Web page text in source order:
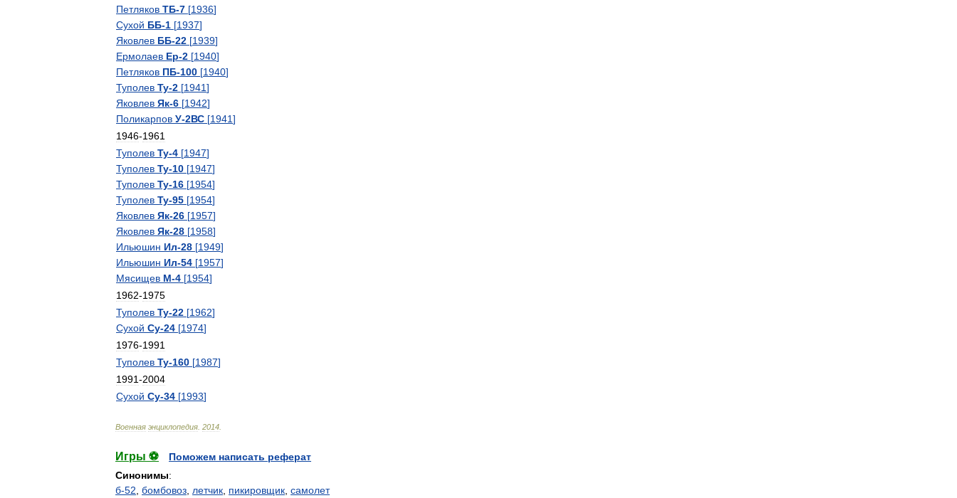
Петляков ТБ-7 [1936]
Сухой ББ-1 [1937]
Яковлев ББ-22 [1939]
Ермолаев Ер-2 [1940]
Петляков ПБ-100 [1940]
Туполев Ту-2 [1941]
Яковлев Як-6 [1942]
Поликарпов У-2ВС [1941]
1946-1961
Туполев Ту-4 [1947]
Туполев Ту-10 [1947]
Туполев Ту-16 [1954]
Туполев Ту-95 [1954]
Яковлев Як-26 [1957]
Яковлев Як-28 [1958]
Ильюшин Ил-28 [1949]
Ильюшин Ил-54 [1957]
Мясищев М-4 [1954]
1962-1975
Туполев Ту-22 [1962]
Сухой Су-24 [1974]
1976-1991
Туполев Ту-160 [1987]
1991-2004
Сухой Су-34 [1993]
Военная энциклопедия 2014
Игры ⚽
Поможем написать реферат
Синонимы:
б-52 бомбовоз летчик пикировщик самолет